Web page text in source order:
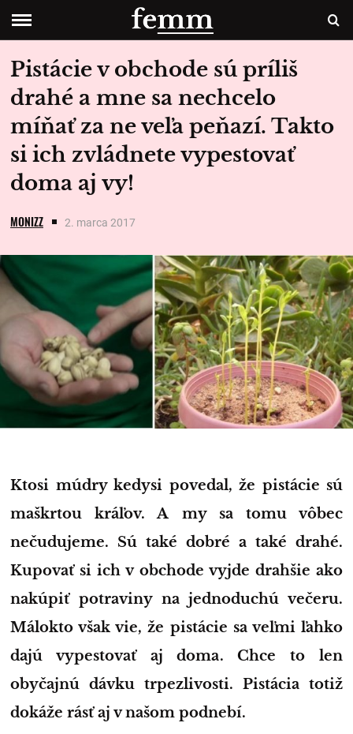
Pistácie v obchode sú príliš
drahé a mne sa nechcelo
míňať za ne veľa peňazí. Takto
si ich zvládnete vypestovať
doma aj vy!
MONIZZ 2. marca 2017
Ktosi múdry kedysi povedal, že pistácie sú
maškrtou kráľov. A my sa tomu vôbec
nečudujeme. Sú také dobré a také drahé.
Kupovať si ich v obchode vyjde drahšie ako
nakúpiť potraviny na jednoduchú večeru.
Málokto však vie, že pistácie sa veľmi ľahko
dajú vypestovať aj doma. Chce to len
obyčajnú dávku trpezlivosti. Pistácia totiž
dokáže rásť aj v našom podnebí.